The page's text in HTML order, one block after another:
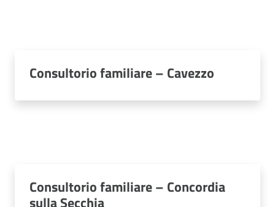
Consultorio familiare – Cavezzo
Consultorio familiare – Concordia
sulla Secchia